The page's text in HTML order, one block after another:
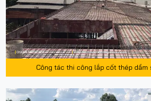
Công tác thi công lắp cốt thép dầm